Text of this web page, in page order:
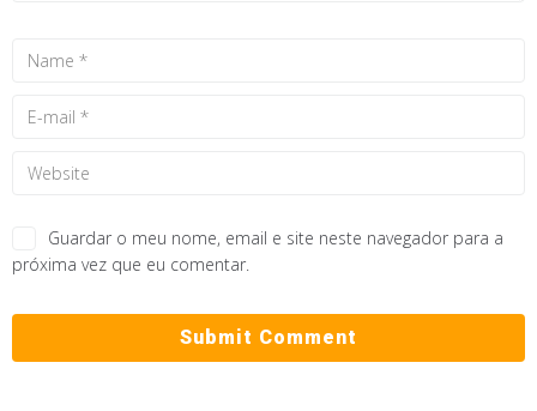
Guardar o meu nome, email e site neste navegador para a
próxima vez que eu comentar.